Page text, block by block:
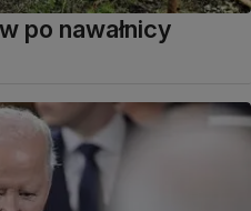
po nawałnicy